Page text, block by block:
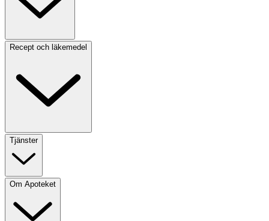
Recept och läkemedel
Tjänster
Om Apoteket